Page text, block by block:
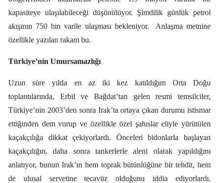
kapasiteye ulaşılabileceği düşünülüyor. Şimdilik günlük petrol
akışının 750 bin varile ulaşması bekleniyor.
Anlaşma metnine
özellikle yazılan rakam bu.
Türkiye’nin Umursamazlığı
Uzun süre yılda en az iki kez katıldığım Orta Doğu
toplantılarında, Erbil ve Bağdat’tan gelen resmi temsilciler,
Türkiye’nin 2003’den sonra Irak’ta ortaya çıkan durumu istismar
ettiğinden dem vurup ve özellikle özel şahıslar eliyle yürütülen
kaçakçılığa dikkat çekiyorlardı. Önceleri bidonlarla başlayan
kaçakçılığın, daha sonra tankerlerle aleni olarak yapıldığını
anlatıyor, bunun Irak’ın hem toprak bütünlüğüne bir tehdit, hem
de ulusal servetine tecavüz olduğunu iddia ediyorlardı.